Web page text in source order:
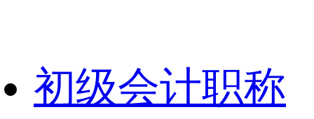
初级会计职称